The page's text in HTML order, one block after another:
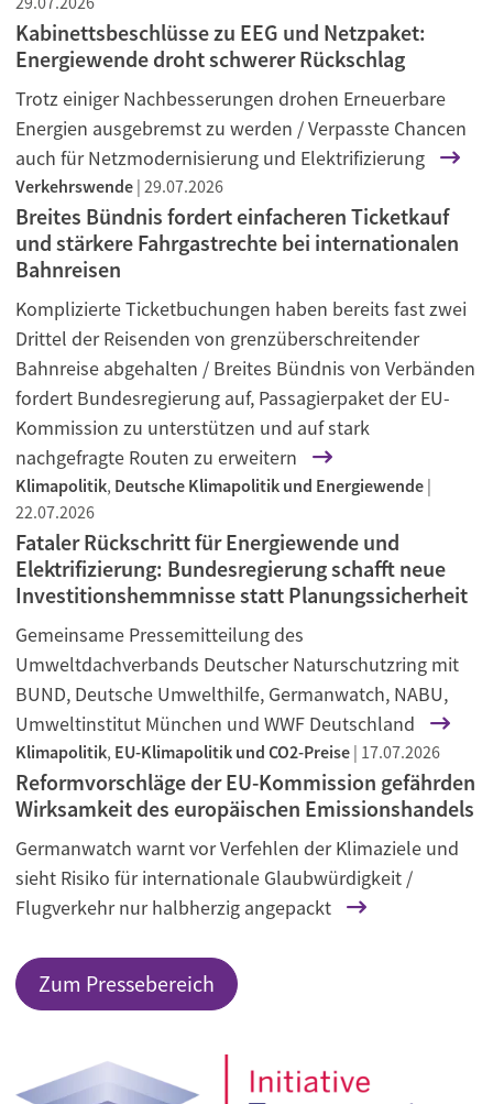
Kabinettsbeschlüsse zu EEG und Netzpaket:
Energiewende droht schwerer Rückschlag
Trotz einiger Nachbesserungen drohen Erneuerbare
Energien ausgebremst zu werden / Verpasste Chancen
auch für Netzmodernisierung und Elektrifizierung
Verkehrswende | 29.07.2026
Breites Bündnis fordert einfacheren Ticketkauf
und stärkere Fahrgastrechte bei internationalen
Bahnreisen
Komplizierte Ticketbuchungen haben bereits fast zwei
Drittel der Reisenden von grenzüberschreitender
Bahnreise abgehalten / Breites Bündnis von Verbänden
fordert Bundesregierung auf, Passagierpaket der EU-
Kommission zu unterstützen und auf stark
nachgefragte Routen zu erweitern
Klimapolitik, Deutsche Klimapolitik und Energiewende |
22.07.2026
Fataler Rückschritt für Energiewende und
Elektrifizierung: Bundesregierung schafft neue
Investitionshemmnisse statt Planungssicherheit
Gemeinsame Pressemitteilung des
Umweltdachverbands Deutscher Naturschutzring mit
BUND, Deutsche Umwelthilfe, Germanwatch, NABU,
Umweltinstitut München und WWF Deutschland
Klimapolitik, EU-Klimapolitik und CO2-Preise | 17.07.2026
Reformvorschläge der EU-Kommission gefährden
Wirksamkeit des europäischen Emissionshandels
Germanwatch warnt vor Verfehlen der Klimaziele und
sieht Risiko für internationale Glaubwürdigkeit /
Flugverkehr nur halbherzig angepackt
Zum Pressebereich